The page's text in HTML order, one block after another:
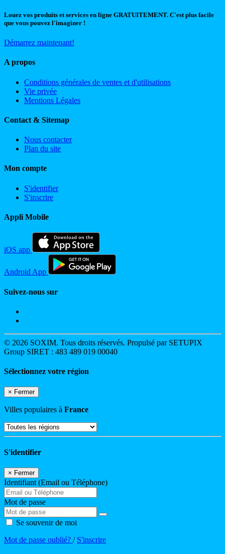
Louez vos produits et services en ligne GRATUITEMENT. C'est plus facile
que vous pouvez l'imaginer !
Démarrez maintenant!
A propos
Conditions générales de ventes et d'utilisations
Vie privée
Mentions Légales
Contact & Sitemap
Nous contacter
Plan du site
Mon compte
S'identifier
S'inscrire
Appli Mobile
iOS app
Android App
Suivez-nous sur
© 2026 SOXIM. Tous droits réservés. Propulsé par SETUPIX
Group SIRET : 483 489 019 00040
Sélectionnez votre région
× Fermer
Villes populaires à France
S'identifier
× Fermer
Identifiant (Email ou Téléphone)
Mot de passe
Se souvenir de moi
Mot de passe oublié? / S'inscrire